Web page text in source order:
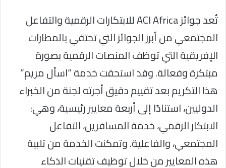
تُعد جوائز ACI Africa للابتكارات الرقمية والتفاعل
المجتمعي من أبرز الجوائز التي تحتفي بالمطارات
الإفريقية التي توظف المنصات الرقمية بصورة
مبتكرة وفعالة. وقد استحقت خدمة “اسأل مريم”
هذا التكريم بعد تقييم دقيق أجرته لجنة من الخبراء
الدوليين، استنادًا إلى أربعة معايير رئيسية، وهي:
الابتكار الرقمي، خدمة المسافرين، التفاعل
المجتمعي، والفاعلية. وتمكنت الخدمة من تلبية
هذه المعايير من خلال توظيف تقنيات الذكاء